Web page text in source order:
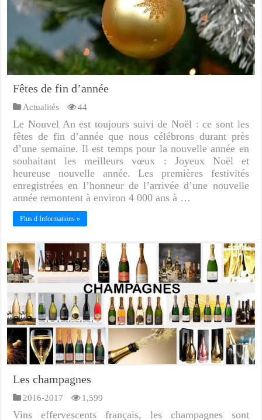
Fêtes de fin d’année
Actualités 44
Le Nouvel An est toujours suivi de Noël : ce sont les
fêtes de fin d’année que nous célébrons durant près
d’une semaine. Il est temps pour la nouvelle année en
souhaitant les meilleurs vœux : Joyeux Noël et
heureuse nouvelle année. Les premières festivités
enregistrées en l’honneur de l’arrivée d’une nouvelle
année remontent à environ 4 000 ans à …
Plus d Informations »
Les champagnes
2016-2017 1,599
Vins effervescents français, les champagnes sont